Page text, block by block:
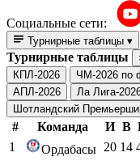
Социальные сети:
Турнирные таблицы ▾
Турнирные таблицы
КПЛ-2026
ЧМ-2026 по
АПЛ-2026
Ла Лига-
Шотландский
# Команда И В
1
Ордабасы 20 14